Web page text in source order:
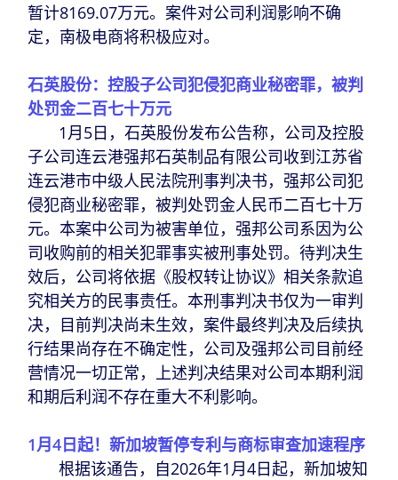
暂计8169.07万元。案件对公司利润影响不确
定，南极电商将积极应对。
石英股份：控股子公司犯侵犯商业秘密罪，被判
处罚金二百七十万元
1月5日，石英股份发布公告称，公司及控股
子公司连云港强邦石英制品有限公司收到江苏省
连云港市中级人民法院刑事判决书，强邦公司犯
侵犯商业秘密罪，被判处罚金人民币二百七十万
元。本案中公司为被害单位，强邦公司系因为公
司收购前的相关犯罪事实被刑事处罚。待判决生
效后，公司将依据《股权转让协议》相关条款追
究相关方的民事责任。本刑事判决书仅为一审判
决，目前判决尚未生效，案件最终判决及后续执
行结果尚存在不确定性，公司及强邦公司目前经
营情况一切正常，上述判决结果对公司本期利润
和期后利润不存在重大不利影响。
1月4日起！新加坡暂停专利与商标审查加速程序
根据该通告，自2026年1月4日起，新加坡知